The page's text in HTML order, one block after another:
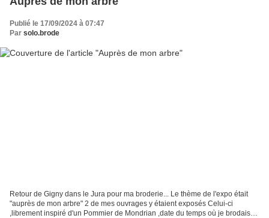
Publié le 17/09/2024 à 07:47
Par solo.brode
Retour de Gigny dans le Jura pour ma broderie... Le thème de l'expo était
"auprès de mon arbre" 2 de mes ouvrages y étaient exposés Celui-ci
,librement inspiré d'un Pommier de Mondrian ,date du temps où je brodais